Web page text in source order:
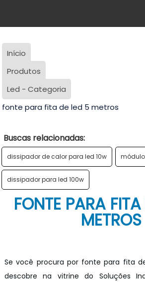
Início
Produtos
Led - Categoria
fonte para fita de led 5 metros
Buscas relacionadas:
dissipador de calor para led 10w
dissipador para led 100w
FONTE PARA
METROS
Se você procura por fonte para fita
descobre na vitrine do Soluções